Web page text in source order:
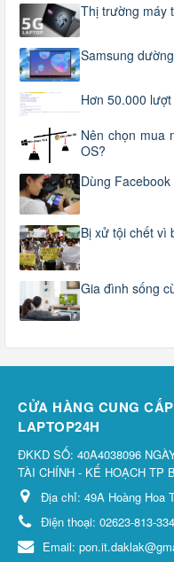
Thị trường máy
Samsung
Hơn 50.000
Nên chọn mua
OS?
Dùng
Bị xử tội chết vì
Gia đình sống
CỬA HÀNG CUNG
LAPTOP24H
ĐKKD SỐ: 40A4038096
TÀI CHÍNH - KẾ HOẠCH TP
Địa chỉ: 49A Hoàng Hoa
Điện thoại: 02623-813-334
Email: